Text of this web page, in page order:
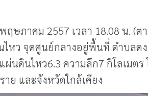
ษภาคม 2557 เวลา 18.08 น. (ต
ไหว จุดศูนย์กลางอยู่พื้นที่ ตำบลด
นดินไหว6.3 ความลึก7 กิโลเมตร
ย และจังหวัดใกล้เคียง